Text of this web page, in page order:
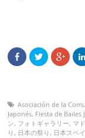
Asociación de la
Japonés, Fiesta de Bailes
ン, フォトギャラリー, マ
り, 日本の祭り, 日本スペ